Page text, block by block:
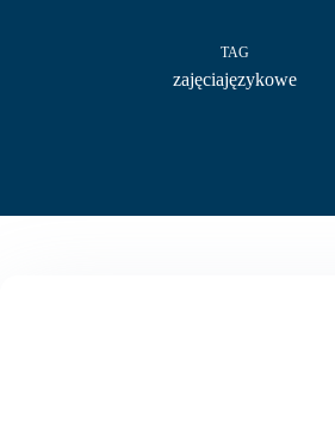
TAG
zajęciajęzykowe